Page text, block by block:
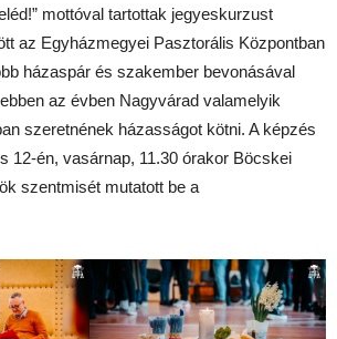
mottóval tartottak jegyeskurzust
az Egyházmegyei Pasztorális Központban
házaspár és szakember bevonásával
az évben Nagyvárad valamelyik
szeretnének házasságot kötni. A képzés
12-én, vasárnap, 11.30 órakor Böcskei
szentmisét mutatott be a